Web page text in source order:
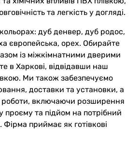
та легкість у догляді.
дуб денвер, дуб родос,
європейська, орех. Обирайте
із міжкімнатними дверими
в Харкові, відвідавши наш
Ми також забезпечуємо
доставки та установки, а
роботи, включаючи розширення
проєму та підйом на потрібний
Фірма приймає як готівкові